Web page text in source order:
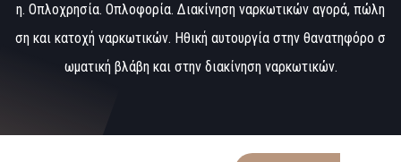
η. Οπλοχρησία. Οπλοφορία. Διακίνηση ναρκωτικών αγορά, πώλη
ση και κατοχή ναρκωτικών. Ηθική αυτουργία στην θανατηφόρο σ
ωματική βλάβη και στην διακίνηση ναρκωτικών.